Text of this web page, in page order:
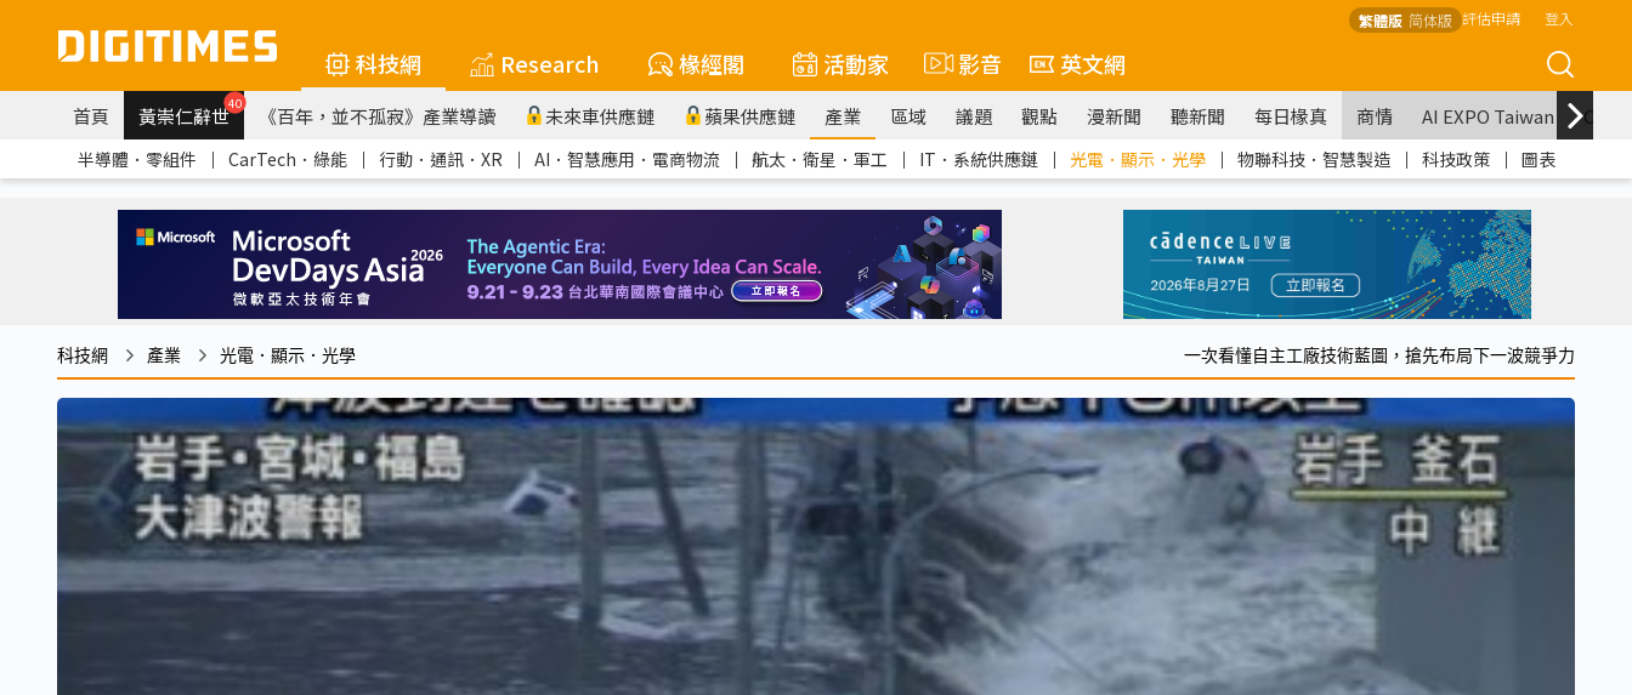
繁體版 简体版 評估申請 登入
科技網 Research 椽經閣 活動家 影音 英文網
首頁 黃崇仁辭世40 《百年，並不孤寂》產業導讀 未來車供應鏈 蘋果供應鏈 產業 區域 議題 觀點 漫新聞 聽新聞 每日椽真 商情 AI EXPO Taiwan
半導體．零組件 ｜ CarTech．綠能 ｜ 行動．通訊．XR ｜ AI．智慧應用．電商物流 ｜ 航太．衛星．軍工 ｜ IT．系統供應鏈 ｜ 光電．顯示．光學 ｜ 物聯科技．智慧製造 ｜ 科技政策 ｜ 圖表
科技網 產業 光電．顯示．光學 一次看懂自主工廠技術藍圖，搶先布局下一波競爭力